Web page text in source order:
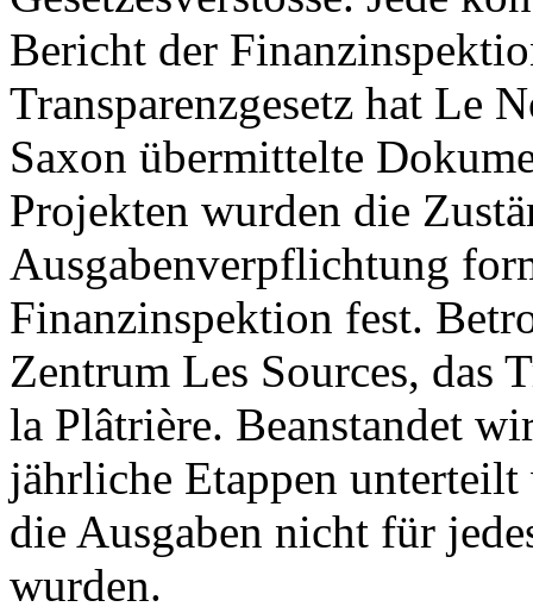
Bericht der
Transparenzgesetz hat Le
Saxon übermittelte
Projekten wurden die
Ausgabenverpflichtung
Finanzinspektion fest.
Zentrum Les Sources, das
la Plâtrière. Beanstandet
jährliche Etappen unterteilt
die Ausgaben nicht für
wurden.